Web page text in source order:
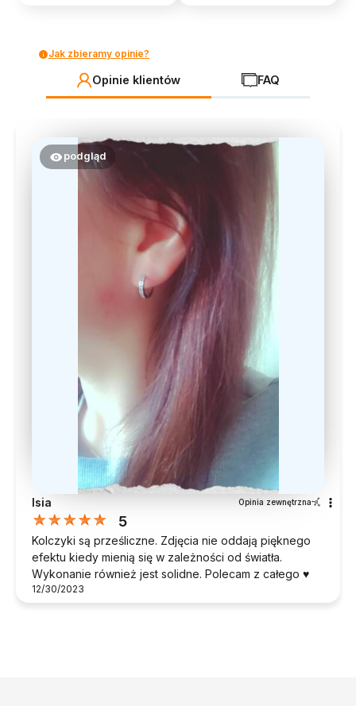
Jak zbieramy opinie?
Opinie klientów FAQ
podgląd
Isia Opinia zewnętrzna
5
Kolczyki są prześliczne. Zdjęcia nie oddają pięknego
efektu kiedy mienią się w zależności od światła.
Wykonanie również jest solidne. Polecam z całego ♥️
12/30/2023